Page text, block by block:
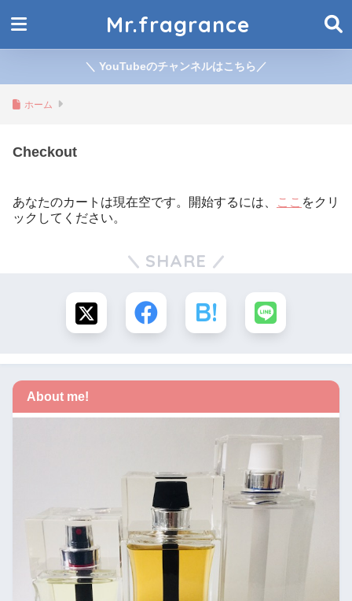
Mr.fragrance
＼ YouTubeのチャンネルはこちら／
ホーム
Checkout
あなたのカートは現在空です。開始するには、 ここ をクリ
ックしてください。
SHARE
About me!